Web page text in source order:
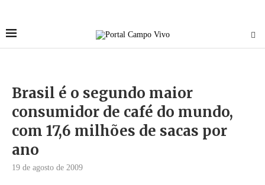
Brasil é o segundo maior
consumidor de café do mundo,
com 17,6 milhões de sacas por
ano
19 de agosto de 2009